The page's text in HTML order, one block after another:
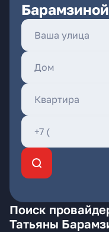
Поиск
Татьяны